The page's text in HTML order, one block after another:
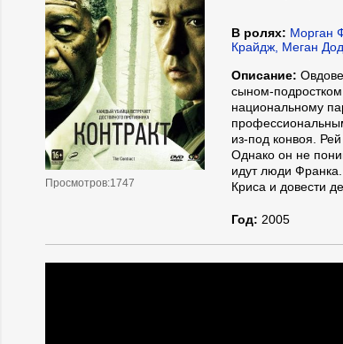
Просмотров:1747
В ролях: Морган
Крайдж, Меган
Описание:
сыном­-
национальному
из-под конвоя.
Однако он не
идут люди
Криса и довести
Год: 2005